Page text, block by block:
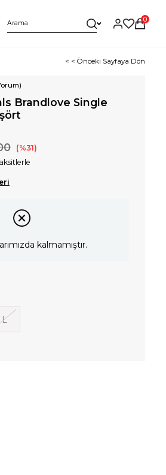
0
< < Önceki Sayfaya Dön
Brandlove Single
31
kalmamıştır.
L